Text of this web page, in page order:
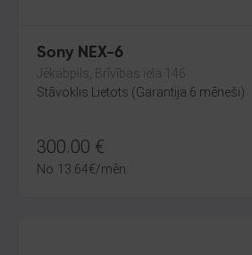
Sony NEX-6
Jēkabpils, Brīvības iela 146
Stāvoklis Lietots (Garantija 6 mēneši)
300.00 €
No 13.64€/mēn.